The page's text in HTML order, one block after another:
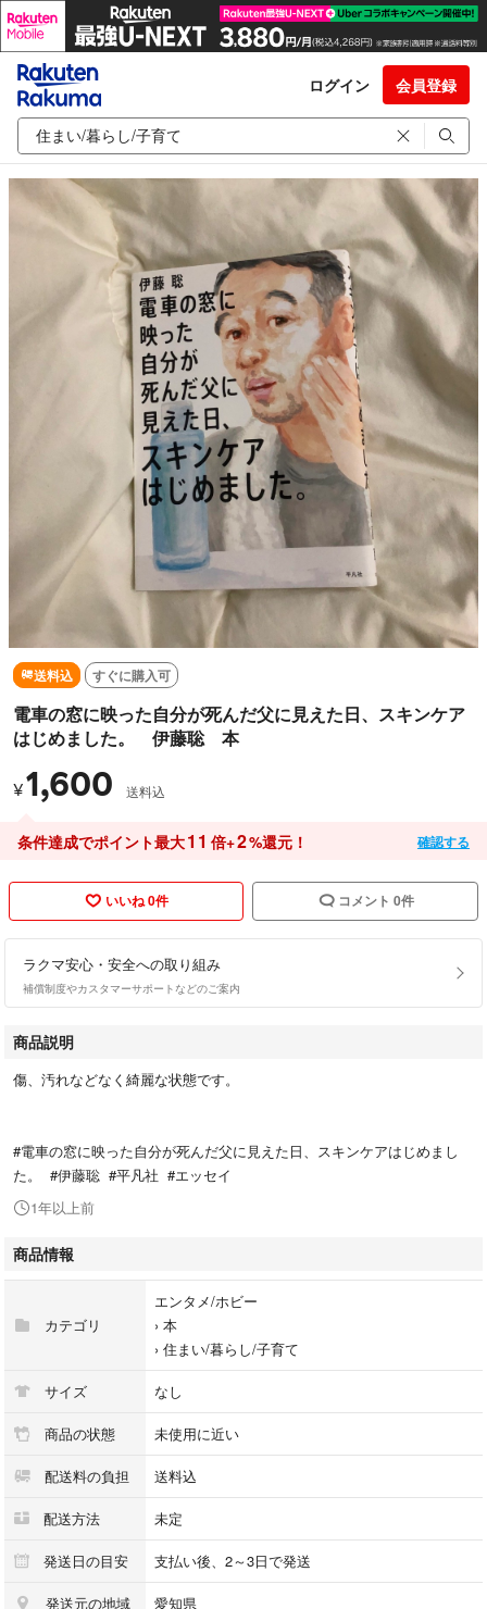
ログイン 会員登録
送料込 すぐに購入可
電車の窓に映った自分が死んだ父に見えた日、スキンケア
はじめました。 伊藤聡 本
¥1,600 送料込
条件達成でポイント最大11 倍+2%還元！ 確認する
いいね 0件 コメント 0件
ラクマ安心・安全への取り組み
補償制度やカスタマーサポートなどのご案内
商品説明
傷、汚れなどなく綺麗な状態です。
#電車の窓に映った自分が死んだ父に見えた日、スキンケアはじめまし
た。 #伊藤聡 #平凡社 #エッセイ
1年以上前
商品情報
カテゴリ
エンタメ/ホビー
› 本
› 住まい/暮らし/子育て
サイズ なし
商品の状態 未使用に近い
配送料の負担 送料込
配送方法 未定
発送日の目安 支払い後、2～3日で発送
発送元の地域 愛知県